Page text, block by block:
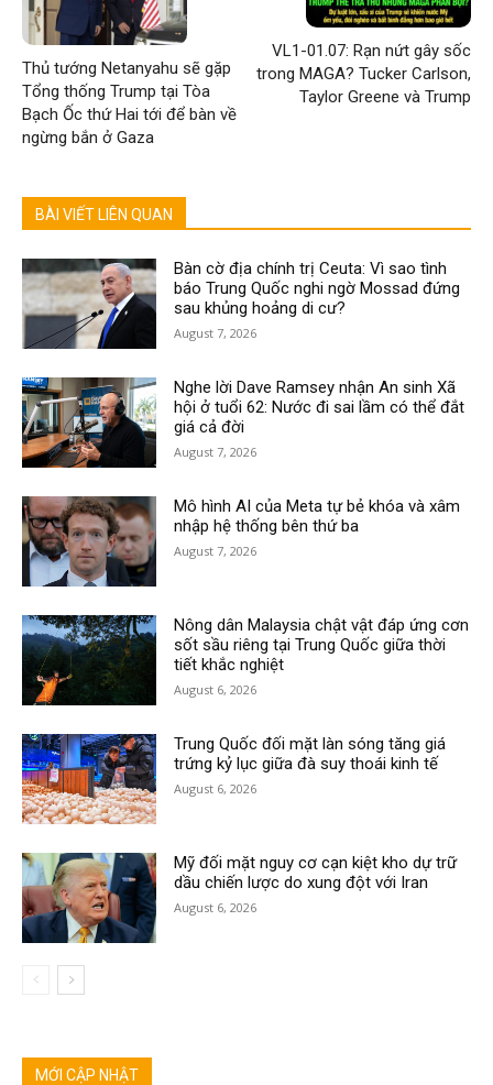
Thủ tướng Netanyahu sẽ gặp
Tổng thống Trump tại Tòa
Bạch Ốc thứ Hai tới để bàn về
ngừng bắn ở Gaza
VL1-01.07: Rạn nứt gây sốc
trong MAGA? Tucker Carlson,
Taylor Greene và Trump
BÀI VIẾT LIÊN QUAN
Bàn cờ địa chính trị Ceuta: Vì sao tình
báo Trung Quốc nghi ngờ Mossad đứng
sau khủng hoảng di cư?
August 7, 2026
Nghe lời Dave Ramsey nhận An sinh Xã
hội ở tuổi 62: Nước đi sai lầm có thể đắt
giá cả đời
August 7, 2026
Mô hình AI của Meta tự bẻ khóa và xâm
nhập hệ thống bên thứ ba
August 7, 2026
Nông dân Malaysia chật vật đáp ứng cơn
sốt sầu riêng tại Trung Quốc giữa thời
tiết khắc nghiệt
August 6, 2026
Trung Quốc đối mặt làn sóng tăng giá
trứng kỷ lục giữa đà suy thoái kinh tế
August 6, 2026
Mỹ đối mặt nguy cơ cạn kiệt kho dự trữ
dầu chiến lược do xung đột với Iran
August 6, 2026
MỚI CẬP NHẬT